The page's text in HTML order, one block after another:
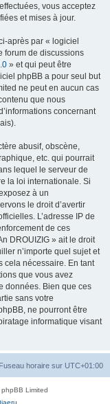
vous acceptez
et mises à jour.
après par « logiciel
forum de discussions
» et qui peut être
phpBB a pour seul but
ne peut en aucun cas
que nous
concernant
abusif, obscène,
etc. qui pourrait
lequel le serveur de
la loi internationale. Si
à un
le droit d’avertir
L’adresse IP de
de ces
DROUIZIG » ait le droit
n’importe quel sujet et
cela nécessaire. En tant
que vous avez
données. Bien que ces
sans votre
ne pourront être
informatique visant
Fuseau horaire sur UTC+01:00
Limited